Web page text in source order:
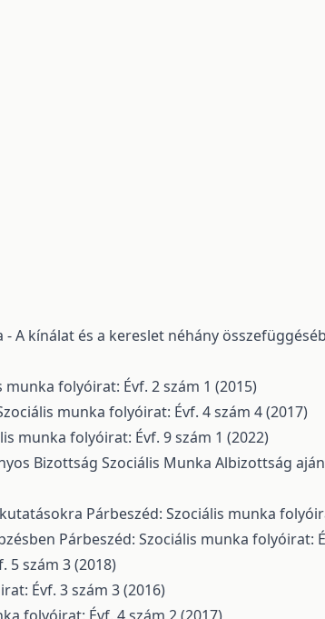
kínálat és a kereslet néhány
munka folyóirat: Évf. 2 szám 1 (2015)
munka folyóirat: Évf. 4 szám 4 (2017)
munka folyóirat: Évf. 9 szám 1 (2022)
Bizottság Szociális Munka Albizottság
Párbeszéd: Szociális munka
Párbeszéd: Szociális munka folyóirat:
5 szám 3 (2018)
Évf. 3 szám 3 (2016)